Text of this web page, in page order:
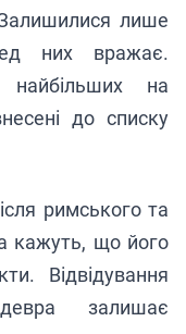
лише
них вражає.
на
до списку
римського та
кажуть, що його
Відвідування
залишає